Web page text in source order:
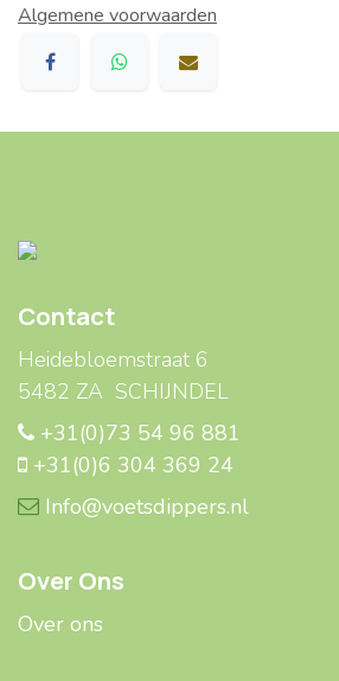
Algemene voorwaarden
Contact
Heidebloemstraat 6
5482 ZA SCHIJNDEL
+31(0)73 54 96 881
+31(0)6 304 369 24
Info@voetsdippers.nl
Over Ons
Over ons